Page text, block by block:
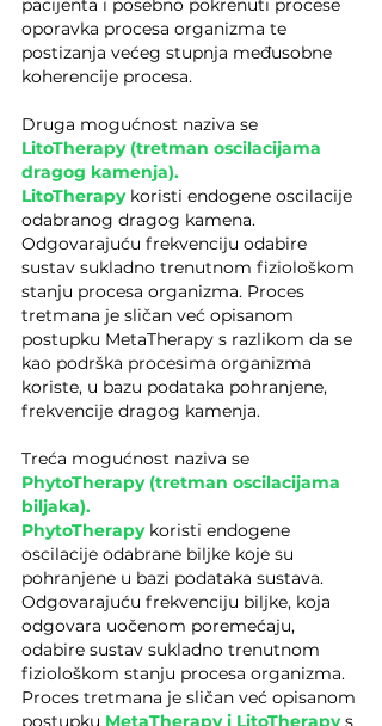
pacijenta i posebno pokrenuti procese
oporavka procesa organizma te
postizanja većeg stupnja međusobne
koherencije procesa.
Druga mogućnost naziva se
LitoTherapy (tretman oscilacijama
dragog kamenja).
LitoTherapy koristi endogene oscilacije
odabranog dragog kamena.
Odgovarajuću frekvenciju odabire
sustav sukladno trenutnom fiziološkom
stanju procesa organizma. Proces
tretmana je sličan već opisanom
postupku MetaTherapy s razlikom da se
kao podrška procesima organizma
koriste, u bazu podataka pohranjene,
frekvencije dragog kamenja.
Treća mogućnost naziva se
PhytoTherapy (tretman oscilacijama
biljaka).
PhytoTherapy koristi endogene
oscilacije odabrane biljke koje su
pohranjene u bazi podataka sustava.
Odgovarajuću frekvenciju biljke, koja
odgovara uočenom poremećaju,
odabire sustav sukladno trenutnom
fiziološkom stanju procesa organizma.
Proces tretmana je sličan već opisanom
postupku MetaTherapy i LitoTherapy s